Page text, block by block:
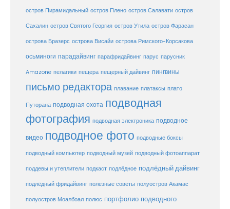
остров Пирамидальный остров Плено остров Салавати остров
Сахалин остров Святого Георгия остров Утила остров Фарасан
острова Бразерс острова Висайи острова Римского-Корсакова
осьминоги парадайвинг парафридайвинг парус парусник
Amazone пелагики пещера пещерный дайвинг пингвины
письмо редактора плавание платаксы плато
Путорана подводная охота подводная
фотография подводная электроника подводное
видео подводное фото подводные боксы
подводный компьютер подводный музей подводный фотоаппарат
поддевы и утеплители подкаст подлёдное подлёдный дайвинг
подлёдный фридайвинг полезные советы полуостров Акамас
полуостров Моалбоал полюс портфолио подводного